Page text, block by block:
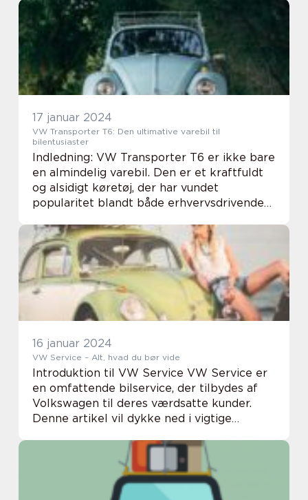
egenskaber og appel til bilentus...
17 januar 2024
VW Transporter T6: Den ultimative varebil til
bilentusiaster
Indledning: VW Transporter T6 er ikke bare
en almindelig varebil. Den er et kraftfuldt
og alsidigt køretøj, der har vundet
popularitet blandt både erhvervsdrivende
ned i detaljerne omkring VW Transporte...
16 januar 2024
VW Service – Alt, hvad du bør vide
Introduktion til VW Service VW Service er
en omfattende bilservice, der tilbydes af
Volkswagen til deres værdsatte kunder.
Denne artikel vil dykke ned i vigtige
omfattende forståelse af, hvad det